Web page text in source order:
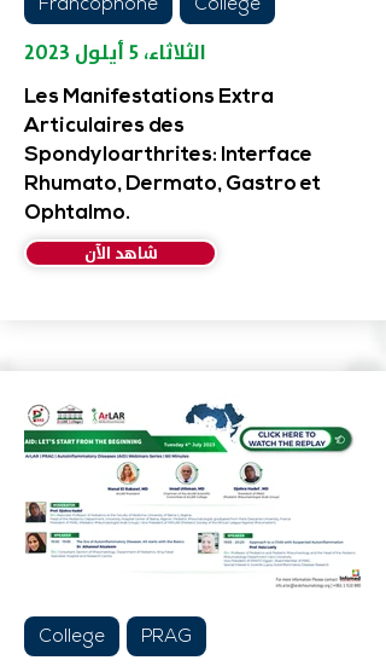
الثلاثاء، ٥ أيلول ٢٠٢٣
Les Manifestations Extra
Articulaires des
Spondyloarthrites: Interface
Rhumato, Dermato, Gastro et
Ophtalmo.
شاهد الآن
College PRAG